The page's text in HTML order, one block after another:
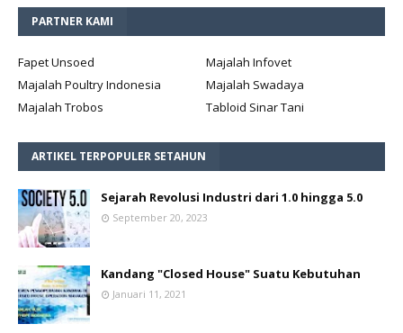
PARTNER KAMI
Fapet Unsoed
Majalah Infovet
Majalah Poultry Indonesia
Majalah Swadaya
Majalah Trobos
Tabloid Sinar Tani
ARTIKEL TERPOPULER SETAHUN
Sejarah Revolusi Industri dari 1.0 hingga 5.0
September 20, 2023
Kandang "Closed House" Suatu Kebutuhan
Januari 11, 2021